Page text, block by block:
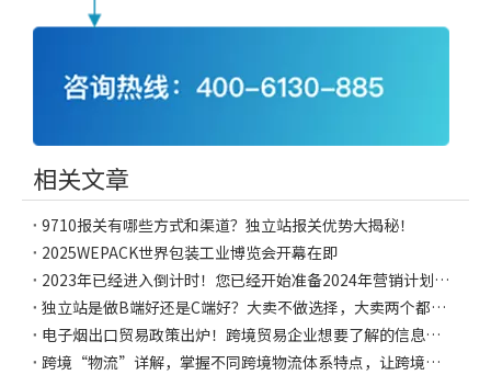
相关文章
9710报关有哪些方式和渠道？独立站报关优势大揭秘！
2025WEPACK世界包装工业博览会开幕在即
2023年已经进入倒计时！您已经开始准备2024年营销计划了吗？（点击领取《2024海外营销日历》）
独立站是做B端好还是C端好？大卖不做选择，大卖两个都要！
电子烟出口贸易政策出炉！跨境贸易企业想要了解的信息都在这！
跨境“物流”详解，掌握不同跨境物流体系特点，让跨境贸易更顺畅！